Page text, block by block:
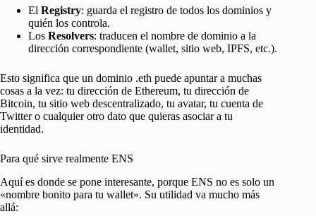
El Registry: guarda el registro de todos los dominios y
quién los controla.
Los Resolvers: traducen el nombre de dominio a la
dirección correspondiente (wallet, sitio web, IPFS, etc.).
Esto significa que un dominio .eth puede apuntar a muchas
cosas a la vez: tu dirección de Ethereum, tu dirección de
Bitcoin, tu sitio web descentralizado, tu avatar, tu cuenta de
Twitter o cualquier otro dato que quieras asociar a tu
identidad.
Para qué sirve realmente ENS
Aquí es donde se pone interesante, porque ENS no es solo un
«nombre bonito para tu wallet». Su utilidad va mucho más
allá: